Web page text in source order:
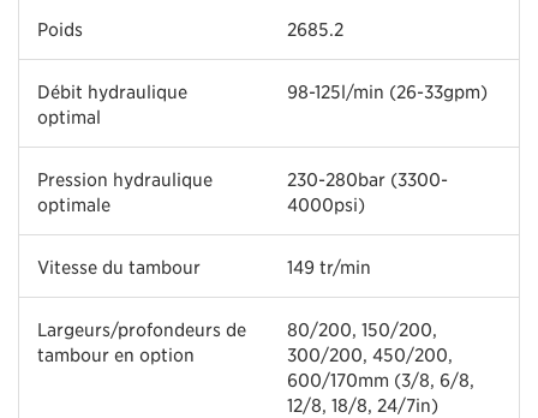
Poids 2685.2
Débit hydraulique
optimal
98-125l/min (26-33gpm)
Pression hydraulique
optimale
230-280bar (3300-
4000psi)
Vitesse du tambour 149 tr/min
Largeurs/profondeurs de
tambour en option
80/200, 150/200,
300/200, 450/200,
600/170mm (3/8, 6/8,
12/8, 18/8, 24/7in)